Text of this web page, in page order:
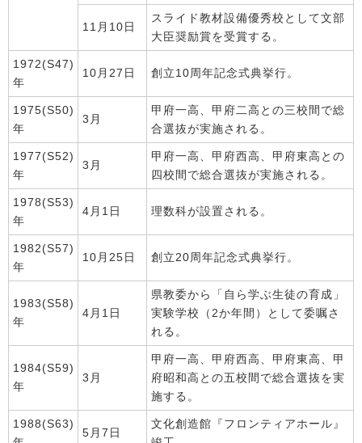
11月10日
スライド教材設備優秀校として文部
大臣奨励賞を受賞する。
1972(S47)
年
10月27日 創立10周年記念式典挙行。
1975(S50)
年
3月
甲府一高、甲府二高との三校間で総
合選抜が実施される。
1977(S52)
年
3月
甲府一高、甲府西高、甲府東高との
四校間で総合選抜が実施される。
1978(S53)
年
4月1日 理数科が設置される。
1982(S57)
年
10月25日 創立20周年記念式典挙行。
1983(S58)
年
4月1日
県教委から「自ら学ぶ生徒の育成」
実験学校（2か年間）として委嘱さ
れる。
1984(S59)
年
3月
甲府一高、甲府西高、甲府東高、甲
府昭和高との五校間で総合選抜を実
施する。
1988(S63)
5月7日
文化創造館『フロンティアホール』